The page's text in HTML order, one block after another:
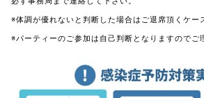
※体調が優れないと判断した場合はご退席頂くケー
※パーティーのご参加は自己判断となりますのでご